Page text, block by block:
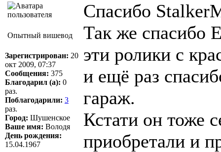
Опытный вишевод
Зарегистрирован: 20
окт 2009, 07:37
Сообщения: 375
Благодарил (а): 0
раз.
Поблагодарили: 3
раз.
Город: Шушенское
Ваше имя: Володя
День рождения:
15.04.1967
Спасибо
Так же спасибо
эти ролики с
и ещё раз
гараж.
Кстати он тоже
приобретали и